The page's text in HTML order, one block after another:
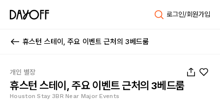
로그인/회원가입
휴스턴 스테이, 주요 이벤트 근처의 3베드룸
개인 별장
휴스턴 스테이, 주요 이벤트 근처의 3베드룸
Houston Stay 3BR Near Major Events